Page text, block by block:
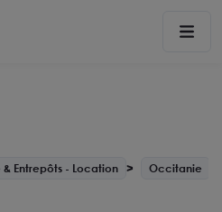
Entrepôts - Location Occitanie